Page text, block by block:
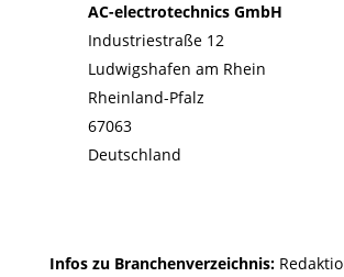
AC-electrotechnics GmbH
Industriestraße 12
Ludwigshafen am Rhein
Rheinland-Pfalz
67063
Deutschland
Infos zu Branchenverzeichnis: